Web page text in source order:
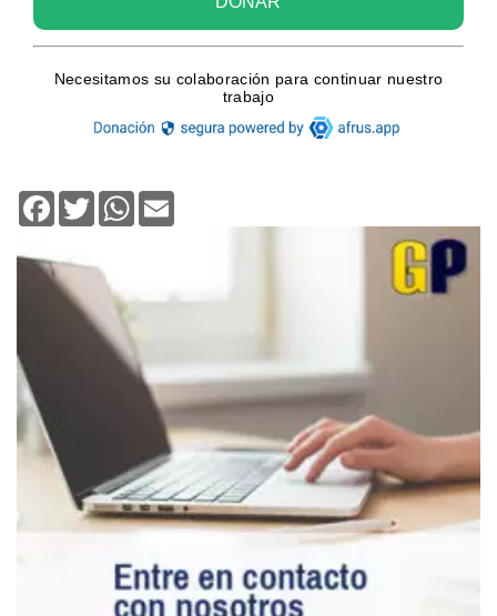
Facebook
TwitterWhatsApp